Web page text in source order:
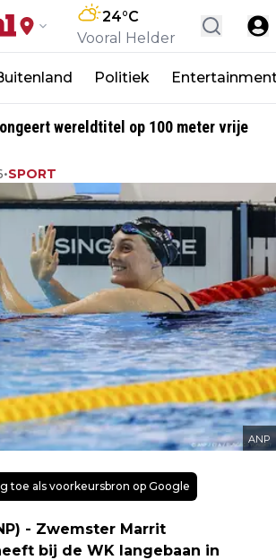
24°C
Vooral Helder
Politiek
wereldtitel op 100 meter vrije
•SPORT
ANP
toe als voorkeursbron op Google
- Zwemster Marrit
bij de WK langebaan in